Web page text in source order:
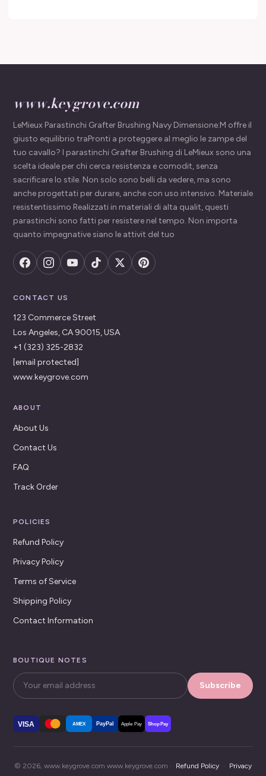
www.keygrove.com
LeMieux Parastinchi Grafter Brushing Navy Dimensione:M offre il
giusto equilibrio traPronti a proteggere al meglio le zampe del
tuo cavallo? I parastinchi Grafter Brushing di LeMieux sono una
scelta ideale per chi cerca resistenza e comodit, senza
sacrificare lo stile. Non solo sono belli da vedere, ma sono
anche progettati per durare, anche con uso intensivo. Materiale
resistentissimo Realizzati in materiali di alta qualit, questi
parastinchi sono fatti per resistere nel tempo. Non importa
quanto impegnative siano le attivit del tuo
CONTACT US
123 Commerce Street
Los Angeles, CA 90015, USA
+1 (323) 325-2832
[email protected]
www.keygrove.com
ABOUT
About Us
Contact Us
FAQ
Track Order
POLICIES
Refund Policy
Privacy Policy
Terms of Service
Shipping Policy
Contact Information
BOUTIQUE NOTES
Subscribe
VISA AMEX PayPal Apple Pay Shop Pay
© 2026, www.keygrove.com www.keygrove.com · Refund Policy ·
Privacy